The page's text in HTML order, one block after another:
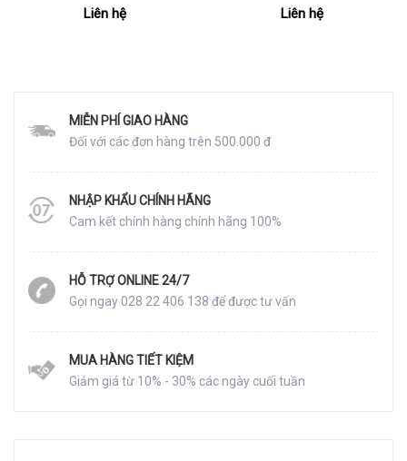
Liên hệ Liên hệ
MIỄN PHÍ GIAO HÀNG
Đối với các đơn hàng trên 500.000 đ
NHẬP KHẨU CHÍNH HÃNG
Cam kết chính hàng chính hãng 100%
HỖ TRỢ ONLINE 24/7
Gọi ngay 028 22 406 138 để được tư vấn
MUA HÀNG TIẾT KIỆM
Giảm giá từ 10% - 30% các ngày cuối tuần